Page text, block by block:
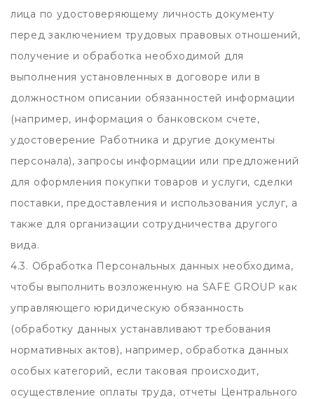
лица по удостоверяющему личность документу
перед заключением трудовых правовых отношений,
получение и обработка необходимой для
выполнения установленных в договоре или в
должностном описании обязанностей информации
(например, информация о банковском счете,
удостоверение Работника и другие документы
персонала), запросы информации или предложений
для оформления покупки товаров и услуги, сделки
поставки, предоставления и использования услуг, а
также для организации сотрудничества другого
вида.
4.3. Обработка Персональных данных необходима,
чтобы выполнить возложенную на SAFE GROUP как
управляющего юридическую обязанность
(обработку данных устанавливают требования
нормативных актов), например, обработка данных
особых категорий, если таковая происходит,
осуществление оплаты труда, отчеты Центрального